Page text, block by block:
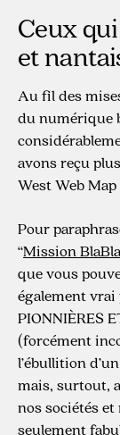
Ceux
et
Au fil des
du numérique
avons reçu
West Web
Pour
“Mission
que vous
également
PIONNIÈRES
(forcément
l’ébullition
mais, surtout,
nos sociétés et
seulement